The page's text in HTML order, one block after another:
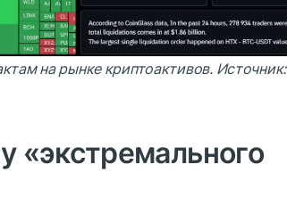
на рынке криптоактивов. Источник:
«экстремального